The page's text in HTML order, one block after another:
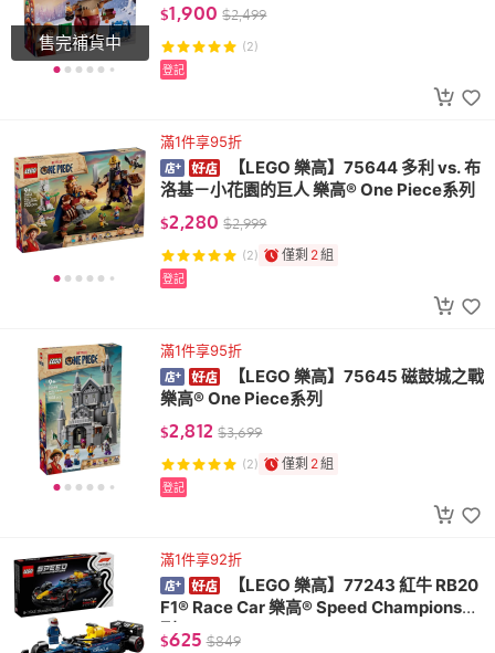
售完補貨中
$1,900 $2,499
(2)
登記
滿1件享95折
【LEGO 樂高】75644 多利 vs. 布
洛基－小花園的巨人 樂高® One Piece系列
$2,280 $2,999
(2) 僅剩 2組
登記
滿1件享95折
【LEGO 樂高】75645 磁鼓城之戰
樂高® One Piece系列
$2,812 $3,699
(2) 僅剩 2組
登記
滿1件享92折
【LEGO 樂高】77243 紅牛 RB20
F1® Race Car 樂高® Speed Champions系
列
$625 $849